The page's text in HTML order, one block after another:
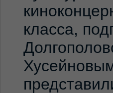
класса,